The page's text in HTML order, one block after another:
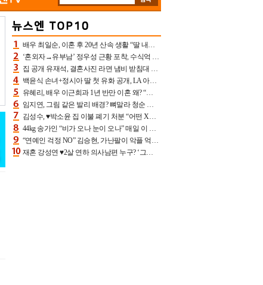
배우 최일순, 이혼 후 20년 산속 생활 “딸 내가 버렸다고 원망‥맘 아파”(특종)[어제TV]
‘혼외자→유부남’ 정우성 근황 포착, 수식억 해킹 피해 후배 만났다 “존경하는”
집 공개 유재석, 결혼사진 라면 냄비 받침대 되고 분노‥가족사진도 피해(놀뭐)[어제TV]
백윤식 손녀+정시아 딸 첫 유화 공개, LA 아트쇼→서울국제조각페스타 작가다운 수준급 실력
유혜리, 배우 이근희과 1년 반만 이혼 왜? “식칼 꽂고 의자 던져” 충격 폭로(특종)[어제TV]
임지연, 그림 같은 발리 배경? 뼈말라 청순 비키니 핏에 상대 안 되네
김성수, ♥박소윤 집 이불 폐기 처분 “어떤 X이랑 썼을지 몰라” 질투(신랑수업2)[어제TV]
44kg 송가인 “비가 오나 눈이 오나” 매일 이 운동, 허벅지 근육량 상승+체지방 감소
“연예인 걱정 NO” 김승현, 가난팔이 악플 억울할만‥아내+딸과 日 여행
재혼 강성연 ♥2살 연하 의사남편 누구? ‘그알’ 자문의에 훈남 비주얼 초엘리트 스펙 [종합]